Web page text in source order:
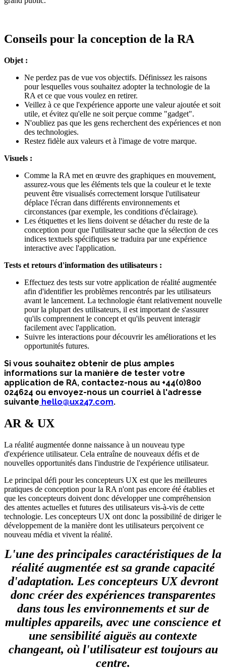
Conseils pour la conception de la RA
Objet :
Ne perdez pas de vue vos objectifs. Définissez les raisons
pour lesquelles vous souhaitez adopter la technologie de la
RA et ce que vous voulez en retirer.
Veillez à ce que l'expérience apporte une valeur ajoutée et soit
utile, et évitez qu'elle ne soit perçue comme "gadget".
N'oubliez pas que les gens recherchent des expériences et non
des technologies.
Restez fidèle aux valeurs et à l'image de votre marque.
Visuels :
Comme la RA met en œuvre des graphiques en mouvement,
assurez-vous que les éléments tels que la couleur et le texte
peuvent être visualisés correctement lorsque l'utilisateur
déplace l'écran dans différents environnements et
circonstances (par exemple, les conditions d'éclairage).
Les étiquettes et les liens doivent se détacher du reste de la
conception pour que l'utilisateur sache que la sélection de ces
indices textuels spécifiques se traduira par une expérience
interactive avec l'application.
Tests et retours d'information des utilisateurs :
Effectuez des tests sur votre application de réalité augmentée
afin d'identifier les problèmes rencontrés par les utilisateurs
avant le lancement. La technologie étant relativement nouvelle
pour la plupart des utilisateurs, il est important de s'assurer
qu'ils comprennent le concept et qu'ils peuvent interagir
facilement avec l'application.
Suivre les interactions pour découvrir les améliorations et les
opportunités futures.
Si vous souhaitez obtenir de plus amples
informations sur la manière de tester votre
application de RA, contactez-nous au +44(0)800
024624 ou envoyez-nous un courriel à l'adresse
suivante hello@ux247.com.
AR & UX
La réalité augmentée donne naissance à un nouveau type
d'expérience utilisateur. Cela entraîne de nouveaux défis et de
nouvelles opportunités dans l'industrie de l'expérience utilisateur.
Le principal défi pour les concepteurs UX est que les meilleures
pratiques de conception pour la RA n'ont pas encore été établies et
que les concepteurs doivent donc développer une compréhension
des attentes actuelles et futures des utilisateurs vis-à-vis de cette
technologie. Les concepteurs UX ont donc la possibilité de diriger le
développement de la manière dont les utilisateurs perçoivent ce
nouveau média et vivent la réalité.
L'une des principales caractéristiques de la
réalité augmentée est sa grande capacité
d'adaptation. Les concepteurs UX devront
donc créer des expériences transparentes
dans tous les environnements et sur de
multiples appareils, avec une conscience et
une sensibilité aiguës au contexte
changeant, où l'utilisateur est toujours au
centre.